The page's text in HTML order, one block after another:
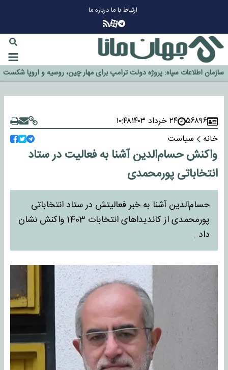
ارتباط با مادرباره ما
گزینه جدایی اوسمار روی میز مدیران پرسپولیس
آیا رئیس جمهور آمریکا قانون را دور می‌زند؟
اخراج رسمی چهره نامدار از پرسپولیس
سازمان اطلاعات سپاه: پروژه دولت ترامپ برای مهار چین، روسیه و اروپا شکست
خورد
۵۶۸۹۶ ۲۴ خرداد ۱۴۰۳
۱۰:۴۸
خانه
سیاست
واکنش حسام‌الدین آشنا به فعالیت در ستاد
انتخاباتی پورمحمدی
حسام‌الدین آشنا به خبر فعالیتش در ستاد انتخاباتی
پورمحمدی از کاندیداهای انتخابات 1403 واکنش نشان
داد .